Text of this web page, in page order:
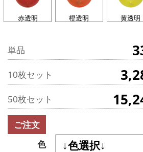
赤透明 橙透明 黄透明
単品
10枚セット
50枚セット
ご注文
色